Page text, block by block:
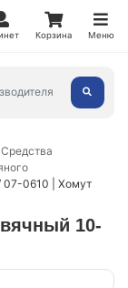
Корзина Меню
Средства
07-0610 | Хомут
10-